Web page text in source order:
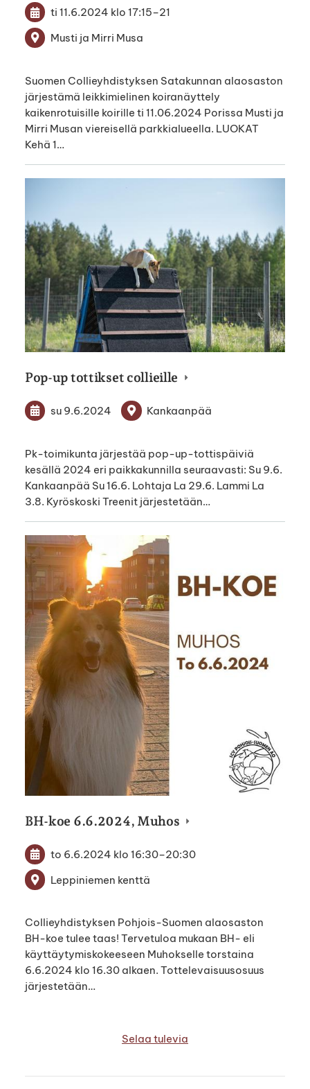
ti 11.6.2024 klo 17:15–21
Musti ja Mirri Musa
Suomen Collieyhdistyksen Satakunnan alaosaston
järjestämä leikkimielinen koiranäyttely
kaikenrotuisille koirille ti 11.06.2024 Porissa Musti ja
Mirri Musan viereisellä parkkialueella. LUOKAT
Kehä 1…
Pop-up tottikset collieille
su 9.6.2024 Kankaanpää
Pk-toimikunta järjestää pop-up-tottispäiviä
kesällä 2024 eri paikkakunnilla seuraavasti: Su 9.6.
Kankaanpää Su 16.6. Lohtaja La 29.6. Lammi La
3.8. Kyröskoski Treenit järjestetään…
BH-koe 6.6.2024, Muhos
to 6.6.2024 klo 16:30–20:30
Leppiniemen kenttä
Collieyhdistyksen Pohjois-Suomen alaosaston
BH-koe tulee taas! Tervetuloa mukaan BH- eli
käyttäytymiskokeeseen Muhokselle torstaina
6.6.2024 klo 16.30 alkaen. Tottelevaisuusosuus
järjestetään…
Selaa tulevia